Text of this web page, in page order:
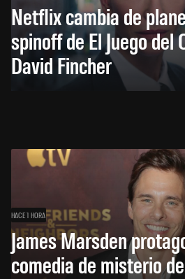
Netflix cambia de
spinoff de El Juego del
David Fincher
HACE 1 HORA
James Marsden
comedia de misterio